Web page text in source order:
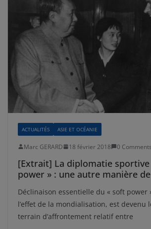
ACTUALITÉS ASIE ET OCÉANIE
Marc GERARD 18 février 2018 0 Comments
[Extrait] La diplomatie
power » : une autre manière
Déclinaison essentielle du « soft power
l’effet de la mondialisation, est devenu
terrain d’affrontement relatif entre